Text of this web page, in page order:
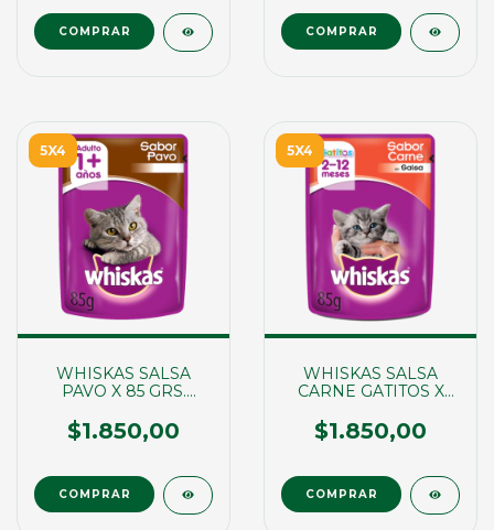
5X4
WHISKAS SALSA
PAVO X 85 GRS.
$1.850,00
5X4
WHISKAS SALSA
CARNE GATITOS X
$1.850,00